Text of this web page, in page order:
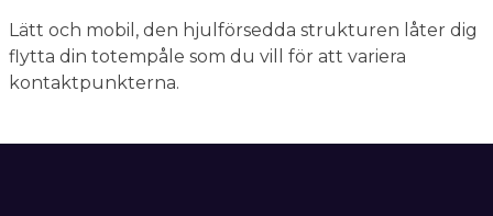
Lätt och mobil, den hjulförsedda strukturen låter dig
flytta din totempåle som du vill för att variera
kontaktpunkterna.